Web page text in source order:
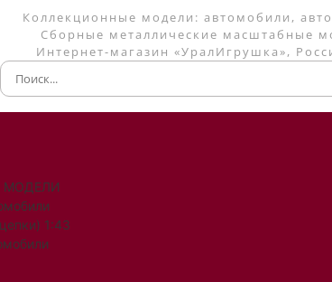
Коллекционные модели: автомобили,
Сборные металлические масштабные
Интернет-магазин «УралИгрушка»,
МОДЕЛИ
1:43